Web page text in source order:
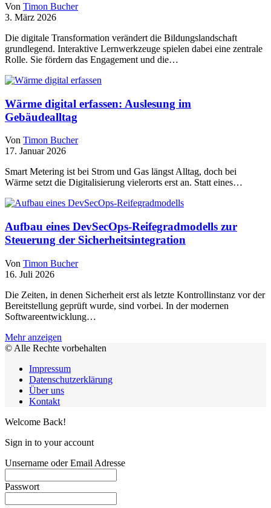
Von Timon Bucher
3. März 2026
Die digitale Transformation verändert die Bildungslandschaft
grundlegend. Interaktive Lernwerkzeuge spielen dabei eine zentrale
Rolle. Sie fördern das Engagement und die…
Wärme digital erfassen: Auslesung im
Gebäudealltag
Von Timon Bucher
17. Januar 2026
Smart Metering ist bei Strom und Gas längst Alltag, doch bei
Wärme setzt die Digitalisierung vielerorts erst an. Statt eines…
Aufbau eines DevSecOps-Reifegradmodells zur
Steuerung der Sicherheitsintegration
Von Timon Bucher
16. Juli 2026
Die Zeiten, in denen Sicherheit erst als letzte Kontrollinstanz vor der
Bereitstellung geprüft wurde, sind vorbei. In der modernen
Softwareentwicklung…
Mehr anzeigen
© Alle Rechte vorbehalten
Impressum
Datenschutzerklärung
Über uns
Kontakt
Welcome Back!
Sign in to your account
Unsername oder Email Adresse
Passwort